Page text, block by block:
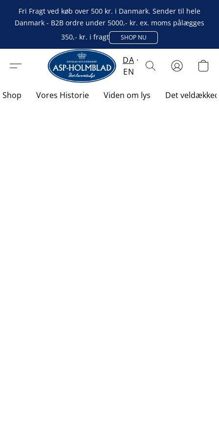
Fri Fragt ved køb over 500 kr. i Danmark. Sender til hele
Danmark - B2B ordre under 5000,- kr. ex. moms pålægges
350,- kr. i fragt
SHOP NU
DA
EN
Shop Vores Historie Viden om lys Det